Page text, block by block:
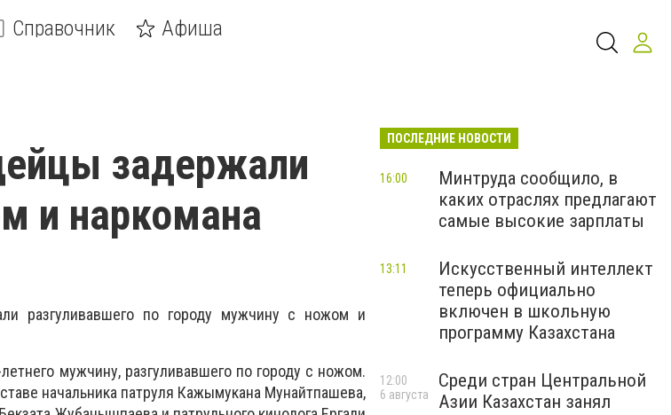
Справочник Афиша
задержали
и наркомана
разгуливавшего по городу мужчину с ножом и
мужчину, разгуливавшего по городу с ножом.
начальника патруля Кажымукана Мунайтпашева,
ПОСЛЕДНИЕ НОВОСТИ
Минтруда сообщило, в
каких отраслях предлагают
самые высокие зарплаты
16:00
Искусственный интеллект
теперь официально
включен в школьную
программу Казахстана
13:11
Среди стран Центральной
Азии Казахстан занял
12:00
6 августа